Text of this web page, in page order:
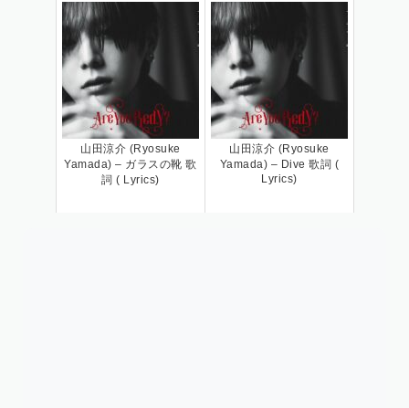
山田涼介 (Ryosuke
Yamada) – ガラスの靴 歌
詞 ( Lyrics)
山田涼介 (Ryosuke
Yamada) – Dive 歌詞 (
Lyrics)